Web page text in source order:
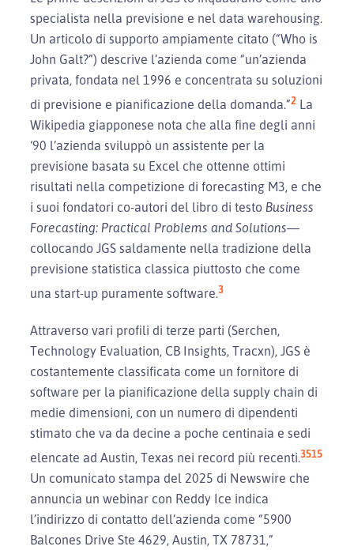
specialista nella previsione e nel data warehousing.
Un articolo di supporto ampiamente citato (“Who is
John Galt?”) descrive l’azienda come “un’azienda
privata, fondata nel 1996 e concentrata su soluzioni
di previsione e pianificazione della domanda.”2 La
Wikipedia giapponese nota che alla fine degli anni
‘90 l’azienda sviluppò un assistente per la
previsione basata su Excel che ottenne ottimi
risultati nella competizione di forecasting M3, e che
i suoi fondatori co-autori del libro di testo Business
Forecasting: Practical Problems and Solutions—
collocando JGS saldamente nella tradizione della
previsione statistica classica piuttosto che come
una start-up puramente software.3
Attraverso vari profili di terze parti (Serchen,
Technology Evaluation, CB Insights, Tracxn), JGS è
costantemente classificata come un fornitore di
software per la pianificazione della supply chain di
medie dimensioni, con un numero di dipendenti
stimato che va da decine a poche centinaia e sedi
elencate ad Austin, Texas nei record più recenti.3515
Un comunicato stampa del 2025 di Newswire che
annuncia un webinar con Reddy Ice indica
l’indirizzo di contatto dell’azienda come “5900
Balcones Drive Ste 4629, Austin, TX 78731,”